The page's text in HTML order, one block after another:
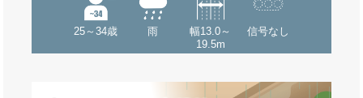
25～34歳 雨
幅13.0～
19.5m
信号なし